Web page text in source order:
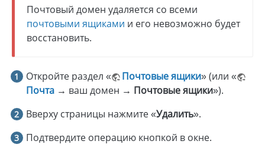
Почтовый домен удаляется со всеми
почтовыми ящиками и его невозможно будет
восстановить.
Откройте раздел « Почтовые ящики» (или «
Почта → ваш домен → Почтовые ящики»).
Вверху страницы нажмите «Удалить».
Подтвердите операцию кнопкой в окне.